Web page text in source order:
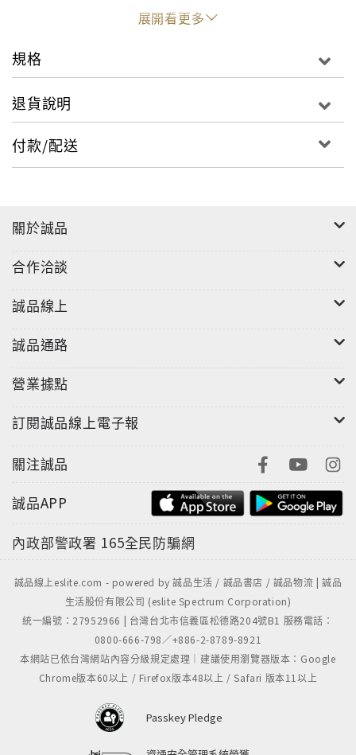
不同儀式感的畢業典禮大集合！
Unit 02
Interview Day Ahead? Let’s Walk Through the
Conversation!
「面面」俱到的面試問答
Unit 03
AI Idols vs. Human Stars: Who Will Fans Choose?
取代還是共存？AI 偶像的崛起
Unit 05
What to Do When You Meet a Black Bear in the
黑熊出沒！野外遇熊避險守則
Unit 06
2026 世界盃足球賽即將開踢 一起瘋足球！
展開看更多
規格
退貨說明
付款/配送
關於誠品
合作洽談
誠品線上
誠品通路
營業據點
訂閱誠品線上電子報
關注誠品
誠品APP
內政部警政署 165全民防騙網
誠品線上eslite.com - powered by 誠品生活 / 誠品書店 / 誠品物流 | 誠品
生活股份有限公司 (eslite Spectrum Corporation)
統一編號：27952966 | 台灣台北市信義區松德路204號B1 服務電話：
0800-666-798／+886-2-8789-8921
本網站已依台灣網站內容分級規定處理｜建議使用瀏覽器版本：Google
Chrome版本60以上 / Firefox版本48以上 / Safari 版本11以上
Passkey Pledge